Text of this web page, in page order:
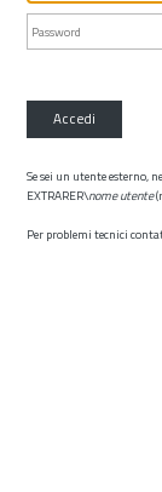
Accedi
Se sei un utente esterno,
EXTRARER\nome utente
Per problemi tecnici